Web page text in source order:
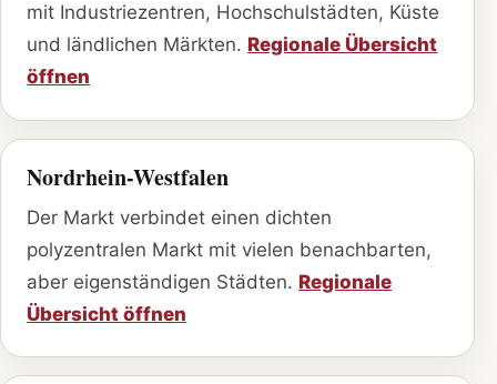
mit Industriezentren, Hochschulstädten, Küste
und ländlichen Märkten. Regionale Übersicht
öffnen
Nordrhein-Westfalen
Der Markt verbindet einen dichten
polyzentralen Markt mit vielen benachbarten,
aber eigenständigen Städten. Regionale
Übersicht öffnen